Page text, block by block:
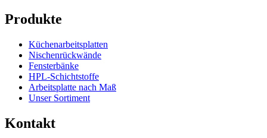
Produkte
Küchenarbeitsplatten
Nischenrückwände
Fensterbänke
HPL-Schichtstoffe
Arbeitsplatte nach Maß
Unser Sortiment
Kontakt